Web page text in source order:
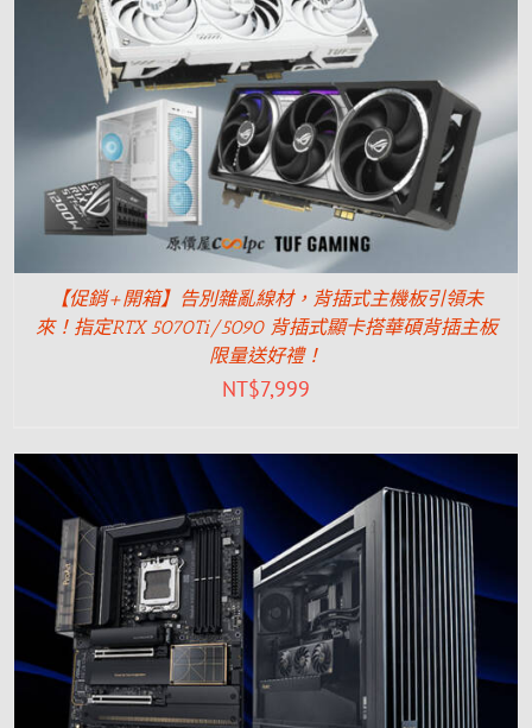
【促銷+開箱】告別雜亂線材，背插式主機板引領未
來！指定RTX 5070Ti/5090 背插式顯卡搭華碩背插主板
限量送好禮！
NT$7,999